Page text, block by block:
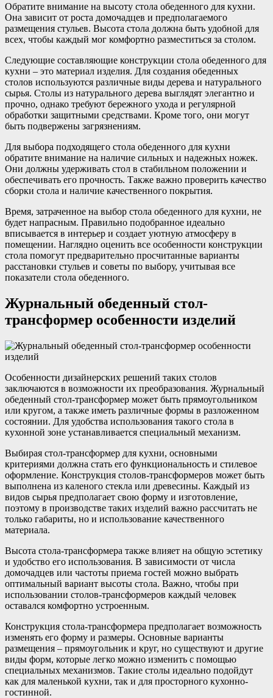
Обратите внимание на высоту стола обеденного для кухни.
Она зависит от роста домочадцев и предполагаемого
размещения стульев. Высота стола должна быть удобной для
всех, чтобы каждый мог комфортно разместиться за столом.
Следующие составляющие конструкции стола обеденного для
кухни – это материал изделия. Для создания обеденных
столов используются различные виды дерева и натурального
сырья. Столы из натурального дерева выглядят элегантно и
прочно, однако требуют бережного ухода и регулярной
обработки защитными средствами. Кроме того, они могут
быть подвержены загрязнениям.
Для выбора подходящего стола обеденного для кухни
обратите внимание на наличие сильных и надежных ножек.
Они должны удерживать стол в стабильном положении и
обеспечивать его прочность. Также важно проверить качество
сборки стола и наличие качественного покрытия.
Время, затраченное на выбор стола обеденного для кухни, не
будет напрасным. Правильно подобранное идеально
вписывается в интерьер и создает уютную атмосферу в
помещении. Наглядно оценить все особенности конструкции
стола помогут предварительно просчитанные варианты
расстановки стульев и советы по выбору, учитывая все
показатели стола обеденного.
Журнальный обеденный стол-
трансформер особенности изделий
Особенности дизайнерских решений таких столов
заключаются в возможности их преобразования. Журнальный
обеденный стол-трансформер может быть прямоугольником
или кругом, а также иметь различные формы в разложенном
состоянии. Для удобства использования такого стола в
кухонной зоне устанавливается специальный механизм.
Выбирая стол-трансформер для кухни, основными
критериями должна стать его функциональность и стилевое
оформление. Конструкция столов-трансформеров может быть
выполнена из каленого стекла или древесины. Каждый из
видов сырья предполагает свою форму и изготовление,
поэтому в производстве таких изделий важно рассчитать не
только габариты, но и использование качественного
материала.
Высота стола-трансформера также влияет на общую эстетику
и удобство его использования. В зависимости от числа
домочадцев или частоты приема гостей можно выбрать
оптимальный вариант высоты стола. Важно, чтобы при
использовании столов-трансформеров каждый человек
оставался комфортно устроенным.
Конструкция стола-трансформера предполагает возможность
изменять его форму и размеры. Основные варианты
размещения – прямоугольник и круг, но существуют и другие
виды форм, которые легко можно изменить с помощью
специальных механизмов. Такие столы идеально подойдут
как для маленькой кухни, так и для просторного кухонно-
гостинной.